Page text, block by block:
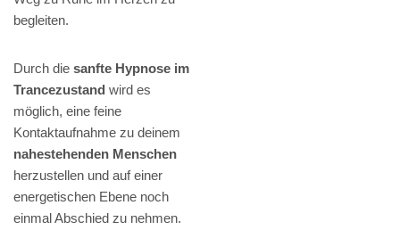
begleiten.
Durch die sanfte Hypnose im
Trancezustand wird es
möglich, eine feine
Kontaktaufnahme zu deinem
nahestehenden Menschen
herzustellen und auf einer
energetischen Ebene noch
einmal Abschied zu nehmen.